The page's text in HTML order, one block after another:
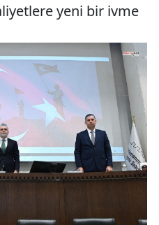
yeni bir ivme